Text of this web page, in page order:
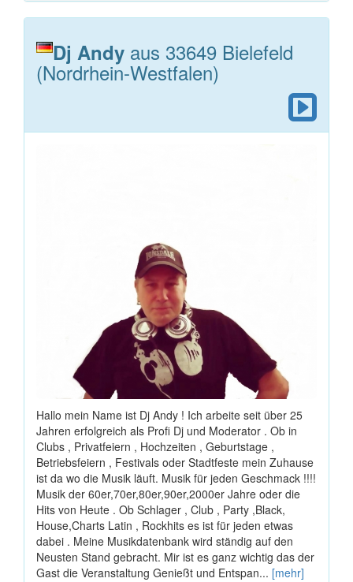
Dj Andy aus 33649 Bielefeld
(Nordrhein-Westfalen)
Hallo mein Name ist Dj Andy ! Ich arbeite seit über 25
Jahren erfolgreich als Profi Dj und Moderator . Ob in
Clubs , Privatfeiern , Hochzeiten , Geburtstage ,
Betriebsfeiern , Festivals oder Stadtfeste mein Zuhause
ist da wo die Musik läuft. Musik für jeden Geschmack !!!!
Musik der 60er,70er,80er,90er,2000er Jahre oder die
Hits von Heute . Ob Schlager , Club , Party ,Black,
House,Charts Latin , Rockhits es ist für jeden etwas
dabei . Meine Musikdatenbank wird ständig auf den
Neusten Stand gebracht. Mir ist es ganz wichtig das der
Gast die Veranstaltung Genießt und Entspan... [mehr]